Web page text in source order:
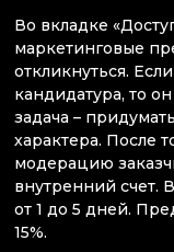
Во вкладке
маркетинговые
откликнуться.
кандидатура, то
задача –
характера. После
модерацию
внутренний счет.
от 1 до 5 дней.
15%.